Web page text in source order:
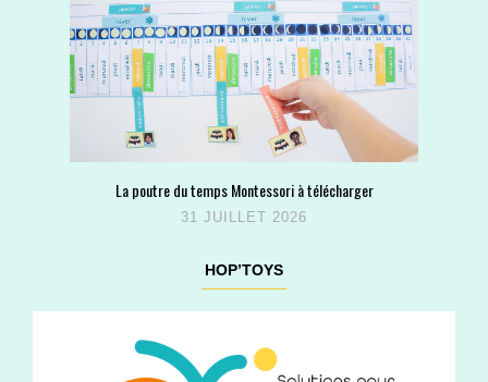
La poutre du temps Montessori à télécharger
31 JUILLET 2026
HOP’TOYS